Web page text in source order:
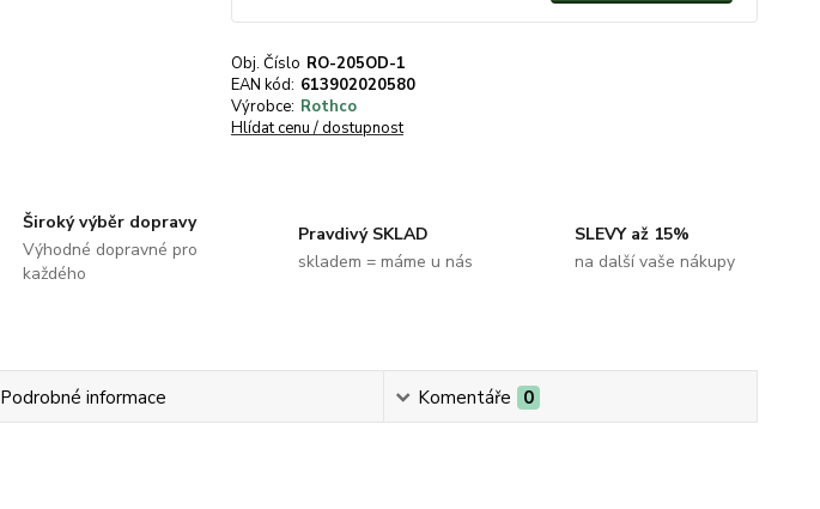
Obj. Číslo RO-205OD-1
EAN kód: 613902020580
Výrobce: Rothco
Hlídat cenu / dostupnost
Široký výběr dopravy
Výhodné dopravné pro
každého
Pravdivý SKLAD
skladem = máme u nás
SLEVY až 15%
na další vaše nákupy
Podrobné informace Komentáře 0